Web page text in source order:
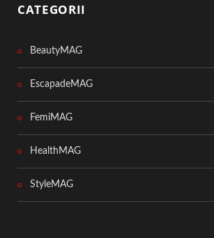
CATEGORII
BeautyMAG
EscapadeMAG
FemiMAG
HealthMAG
StyleMAG